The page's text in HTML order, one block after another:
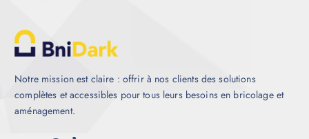
Notre mission est claire : offrir à nos clients des solutions
complètes et accessibles pour tous leurs besoins en bricolage et
aménagement.